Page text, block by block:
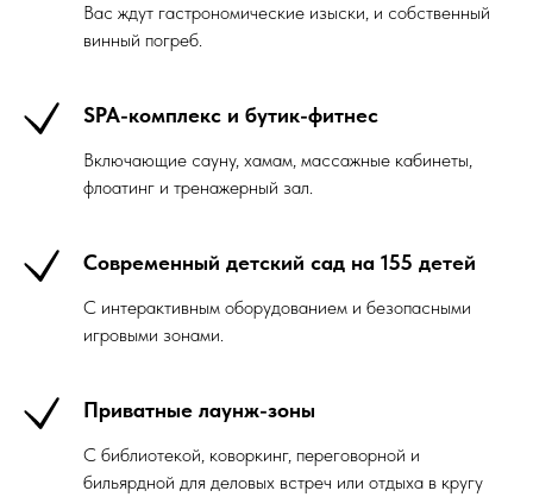
Вас ждут гастрономические изыски, и собственный
винный погреб.
SPA-комплекс и бутик-фитнес
Включающие сауну, хамам, массажные кабинеты,
флоатинг и тренажерный зал.
Современный детский сад на 155 детей
С интерактивным оборудованием и безопасными
игровыми зонами.
Приватные лаунж-зоны
С библиотекой, коворкинг, переговорной и
бильярдной для деловых встреч или отдыха в кругу